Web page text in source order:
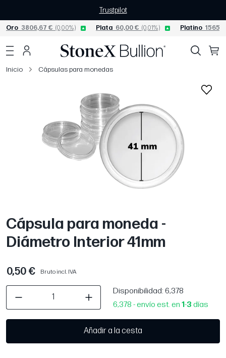
Trustpilot
Oro 3806,67 € (0,00%) Plata 60,00 € (0,01%) Platino
Inicio Cápsulas para monedas
Cápsula para moneda -
Diámetro Interior 41mm
0,50 € Bruto incl. IVA
Disponibilidad: 6,378
6,378 - envío est. en 1-3 días
Añadir a la cesta